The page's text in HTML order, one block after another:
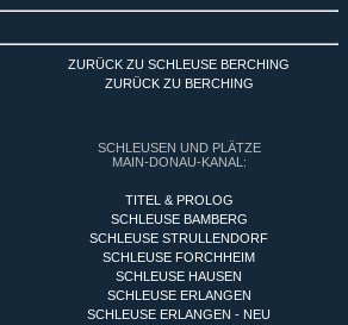
ZURÜCK ZU SCHLEUSE BERCHING
ZURÜCK ZU BERCHING
SCHLEUSEN UND PLÄTZE
MAIN-DONAU-KANAL:
TITEL & PROLOG
SCHLEUSE BAMBERG
SCHLEUSE STRULLENDORF
SCHLEUSE FORCHHEIM
SCHLEUSE HAUSEN
SCHLEUSE ERLANGEN
SCHLEUSE ERLANGEN - NEU